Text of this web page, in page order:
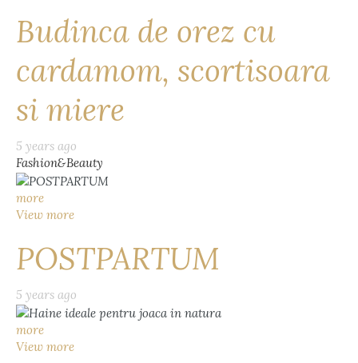
Budinca de orez cu
cardamom, scortisoara
si miere
5 years ago
Fashion&Beauty
more
View more
POSTPARTUM
5 years ago
more
View more